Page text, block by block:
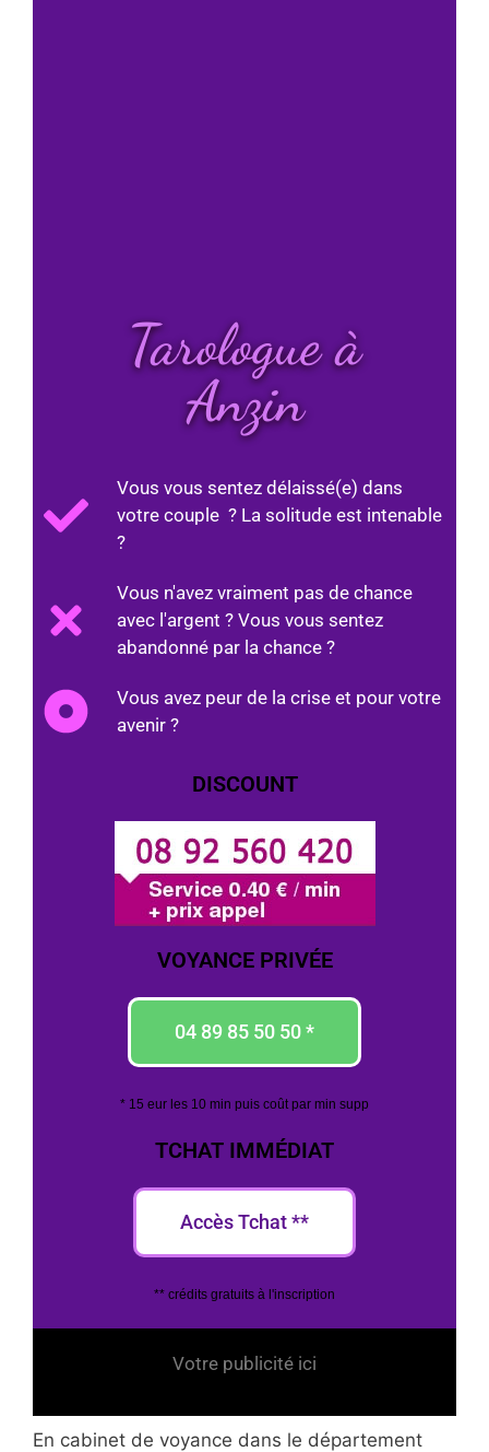
Tarologue à
Anzin
Vous vous sentez délaissé(e) dans
votre couple ? La solitude est intenable
?
Vous n'avez vraiment pas de chance
avec l'argent ? Vous vous sentez
abandonné par la chance ?
Vous avez peur de la crise et pour votre
avenir ?
DISCOUNT
VOYANCE PRIVÉE
04 89 85 50 50 *
* 15 eur les 10 min puis coût par min supp
TCHAT IMMÉDIAT
Accès Tchat **
** crédits gratuits à l'inscription
Votre publicité ici
En cabinet de voyance dans le département